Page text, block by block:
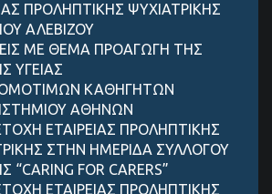
ΠΡΟΛΗΠΤΙΚΗΣ ΨΥΧΙΑΤΡΙΚΗΣ
ΑΛΕΒΙΖΟΥ
ΜΕ ΘΕΜΑ ΠΡΟΑΓΩΓΗ ΤΗΣ
ΥΓΕΙΑΣ
ΚΑΘΗΓΗΤΩΝ
ΑΘΗΝΩΝ
ΕΤΑΙΡΕΙΑΣ ΠΡΟΛΗΠΤΙΚΗΣ
ΣΤΗΝ ΗΜΕΡΙΔΑ ΣΥΛΛΟΓΟΥ
“CARING FOR CARERS”
ΕΤΑΙΡΕΙΑΣ ΠΡΟΛΗΠΤΙΚΗΣ